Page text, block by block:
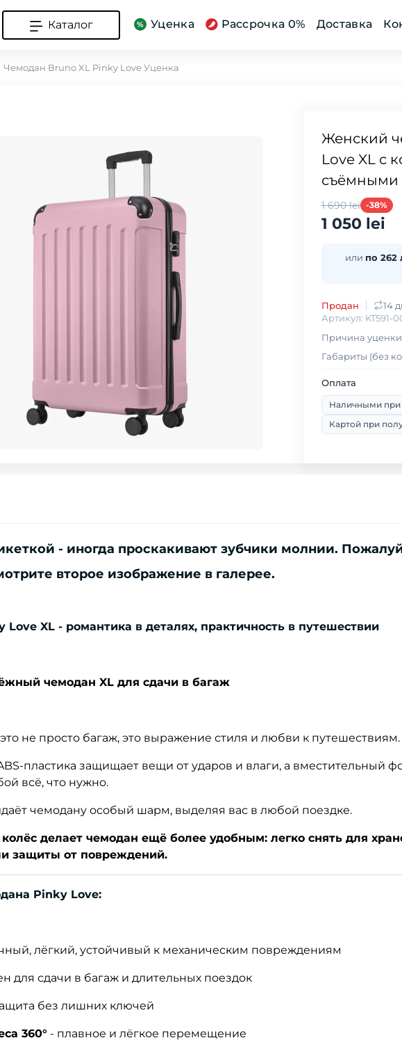
Каталог Уценка Рассрочка 0% Доставка
Чемодан Bruno XL Pinky Love Уценка
Женский
Love XL с
съёмными
1 690 lei -38%
1 050 lei
или по 262
Продан
14
Артикул: KT591-
Габариты (без
Оплата
Наличными при
Картой при
- иногда проскакивают зубчики молнии.
второе изображение в галерее.
XL - романтика в деталях, практичность в путешествии
чемодан XL для сдачи в багаж
не просто багаж, это выражение стиля и любви к путешествиям.
пластика защищает вещи от ударов и влаги, а вместительный
всё, что нужно.
чемодану особый шарм, выделяя вас в любой поездке.
делает чемодан ещё более удобным: легко снять для
защиты от повреждений.
Pinky Love:
лёгкий, устойчивый к механическим повреждениям
для сдачи в багаж и длительных поездок
без лишних ключей
360° - плавное и лёгкое перемещение